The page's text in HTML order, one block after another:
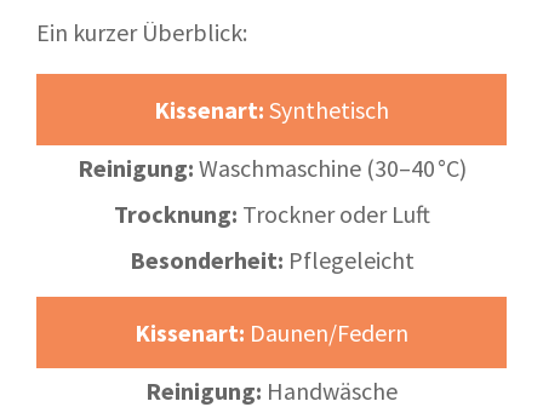
Ein kurzer Überblick:
Kissenart: Synthetisch
Reinigung: Waschmaschine (30–40 °C)
Trocknung: Trockner oder Luft
Besonderheit: Pflegeleicht
Kissenart: Daunen/Federn
Reinigung: Handwäsche